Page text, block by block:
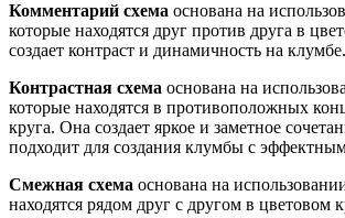
Комментарий схема основана на
которые находятся друг против друга в
создает контраст и динамичность на клумбе.
Контрастная схема основана на
которые находятся в противоположных
круга. Она создает яркое и заметное
подходит для создания клумбы с
Смежная схема основана на
находятся рядом друг с другом в цветовом